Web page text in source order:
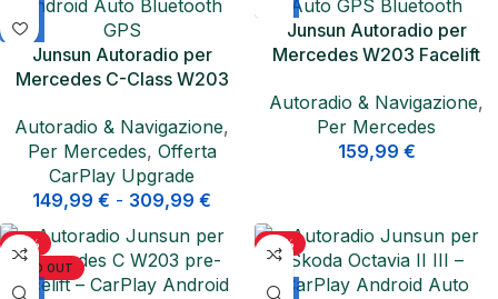
Junsun Autoradio per
Mercedes C-Class W203
Autoradio & Navigazione,
Per Mercedes, Offerta
CarPlay Upgrade
149,99 € - 309,99 €
Junsun Autoradio per
Mercedes W203 Facelift
Android
Autoradio & Navigazione,
Per Mercedes
159,99 €
-17%
SOLD OUT
-13%